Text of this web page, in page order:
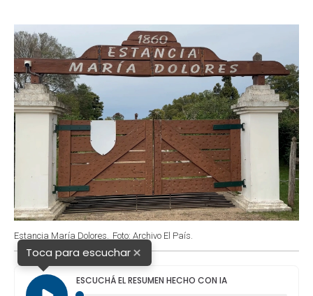
k
p
Estancia María Dolores. Foto: Archivo El País.
Toca para escuchar×
ESCUCHÁ EL RESUMEN HECHO CON IA